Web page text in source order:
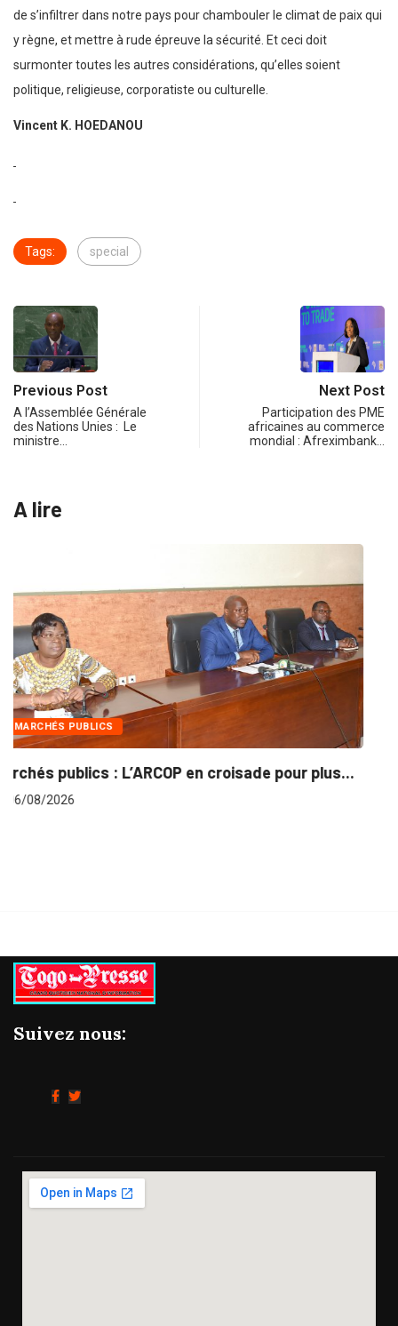
de s’infiltrer dans notre pays pour chambouler le climat de paix qui
y règne, et mettre à rude épreuve la sécurité. Et ceci doit
surmonter toutes les autres considérations, qu’elles soient
politique, religieuse, corporatiste ou culturelle.
Vincent K. HOEDANOU
Tags: special
Previous Post
A l’Assemblée Générale
des Nations Unies : Le
ministre…
Next Post
Participation des PME
africaines au commerce
mondial : Afreximbank…
A lire
INTÉGRATION RÉGIONALE
Gestion concertée et durable du Bassin du...
Suivez nous: